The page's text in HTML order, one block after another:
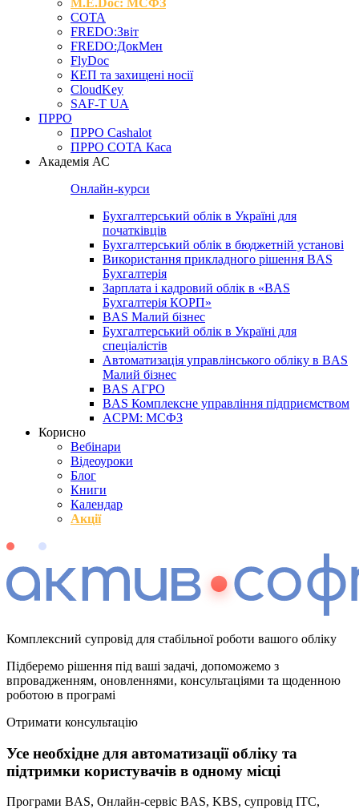
M.E.Doc: МСФЗ
СОТА
FREDO:Звіт
FREDO:ДокМен
FlyDoc
КЕП та захищені носії
CloudKey
SAF-T UA
ПРРО
ПРРО Cashalot
ПРРО СОТА Каса
Академія АС
Онлайн-курси
Бухгалтерський облік в Україні для
початківців
Бухгалтерський облік в бюджетній установі
Використання прикладного рішення BAS
Бухгалтерія
Зарплата і кадровий облік в «BAS
Бухгалтерія КОРП»
BAS Малий бізнес
Бухгалтерський облік в Україні для
спеціалістів
Автоматизація управлінського обліку в BAS
Малий бізнес
BAS АГРО
BAS Комплексне управління підприємством
ACPM: МСФЗ
Корисно
Вебінари
Відеоуроки
Блог
Книги
Календар
Акції
Комплексний супровід для стабільної роботи вашого обліку
Підберемо рішення під ваші задачі, допоможемо з
впровадженням, оновленнями, консультаціями та щоденною
роботою в програмі
Отримати консультацію
Усе необхідне для автоматизації обліку та
підтримки користувачів в одному місці
Програми BAS, Онлайн-сервіс BAS, KBS, супровід ІТС,